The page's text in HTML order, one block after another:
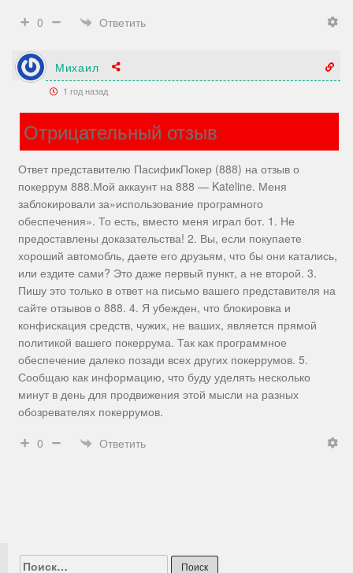
0
Ответить
Михаил
1 год назад
Отрицательный отзыв
Ответ представителю ПасификПокер (888) на отзыв о
покеррум 888.Мой аккаунт на 888 — Kateline. Меня
заблокировали за»использование програмного
обеспечения». То есть, вместо меня играл бот. 1. Не
предоставлены доказательства! 2. Вы, если покупаете
хороший автомобль, даете его друзьям, что бы они катались,
или ездите сами? Это даже первый пункт, а не второй. 3.
Пишу это только в ответ на письмо вашего представителя на
сайте отзывов о 888. 4. Я убежден, что блокировка и
конфискация средств, чужих, не ваших, является прямой
политикой вашего покеррума. Так как программное
обеспечение далеко позади всех других покеррумов. 5.
Сообщаю как информацию, что буду уделять несколько
минут в день для продвижения этой мысли на разных
обозревателях покеррумов.
0
Ответить
Найти: